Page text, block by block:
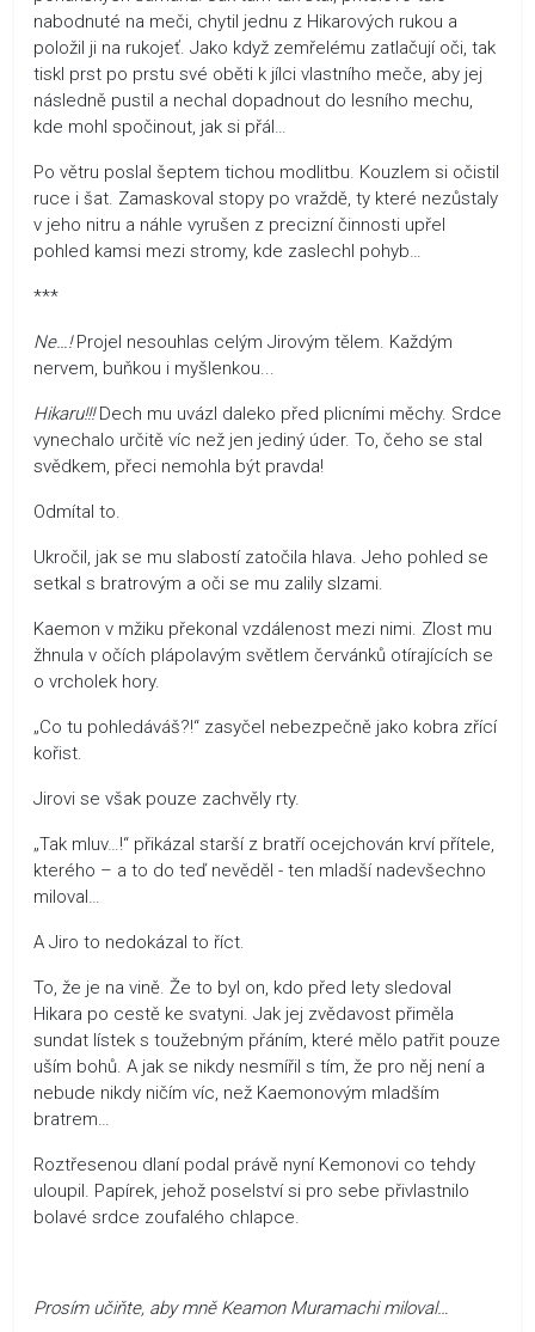
nabodnuté na meči, chytil jednu z Hikarových rukou a
položil ji na rukojeť. Jako když zemřelému zatlačují oči, tak
tiskl prst po prstu své oběti k jílci vlastního meče, aby jej
následně pustil a nechal dopadnout do lesního mechu,
kde mohl spočinout, jak si přál…
Po větru poslal šeptem tichou modlitbu. Kouzlem si očistil
ruce i šat. Zamaskoval stopy po vraždě, ty které nezůstaly
v jeho nitru a náhle vyrušen z precizní činnosti upřel
pohled kamsi mezi stromy, kde zaslechl pohyb…
***
Ne…!Projel nesouhlas celým Jirovým tělem. Každým
nervem, buňkou i myšlenkou...
Hikaru!!!Dech mu uvázl daleko před plicními měchy. Srdce
vynechalo určitě víc než jen jediný úder. To, čeho se stal
svědkem, přeci nemohla být pravda!
Odmítal to.
Ukročil, jak se mu slabostí zatočila hlava. Jeho pohled se
setkal s bratrovým a oči se mu zalily slzami.
Kaemon v mžiku překonal vzdálenost mezi nimi. Zlost mu
žhnula v očích plápolavým světlem červánků otírajících se
o vrcholek hory.
„Co tu pohledáváš?!“ zasyčel nebezpečně jako kobra zřící
kořist.
Jirovi se však pouze zachvěly rty.
„Tak mluv…!“ přikázal starší z bratří ocejchován krví přítele,
kterého – a to do teď nevěděl - ten mladší nadevšechno
miloval…
A Jiro to nedokázal to říct.
To, že je na vině. Že to byl on, kdo před lety sledoval
Hikara po cestě ke svatyni. Jak jej zvědavost přiměla
sundat lístek s toužebným přáním, které mělo patřit pouze
uším bohů. A jak se nikdy nesmířil s tím, že pro něj není a
nebude nikdy ničím víc, než Kaemonovým mladším
bratrem…
Roztřesenou dlaní podal právě nyní Kemonovi co tehdy
uloupil. Papírek, jehož poselství si pro sebe přivlastnilo
bolavé srdce zoufalého chlapce.
Prosím učiňte, aby mně Keamon Muramachi miloval…